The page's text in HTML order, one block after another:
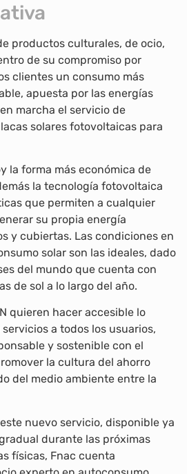
productos culturales, de ocio,
de su compromiso por
clientes un consumo más
apuesta por las energías
marcha el servicio de
solares fotovoltaicas para
la forma más económica de
la tecnología fotovoltaica
que permiten a cualquier
su propia energía
y cubiertas. Las condiciones en
solar son las ideales, dado
del mundo que cuenta con
de sol a lo largo del año.
quieren hacer accesible lo
a todos los usuarios,
y sostenible con el
la cultura del ahorro
del medio ambiente entre la
nuevo servicio, disponible ya
durante las próximas
físicas, Fnac cuenta